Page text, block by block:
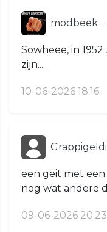
modbeek
Sowheee, in
zijn....
10-06-2026 18:16
een geit met een
nog wat andere
09-06-2026 20:23